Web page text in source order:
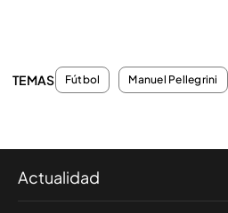
TEMAS Fútbol Manuel Pellegrini
Actualidad